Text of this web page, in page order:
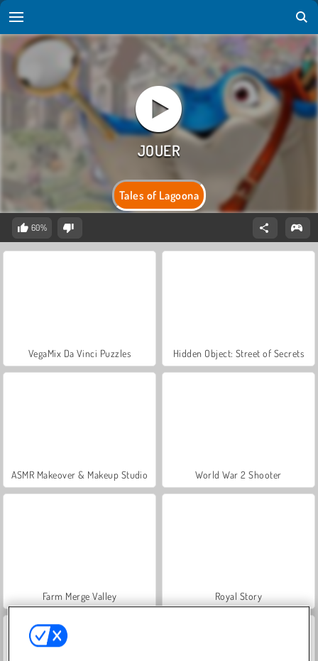
Tales of Lagoona
60%
VegaMix Da Vinci Puzzles Hidden Object: Street of Secrets
ASMR Makeover & Makeup Studio World War 2 Shooter
Farm Merge Valley Royal Story